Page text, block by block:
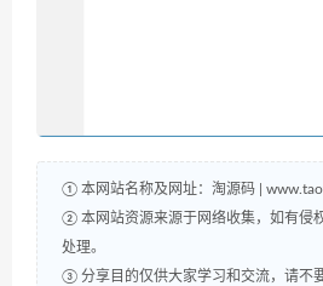
① 本网站名称及网址：淘源码 |
② 本网站资源来源于网络收集，如有侵
处理。
③ 分享目的仅供大家学习和交流，请不